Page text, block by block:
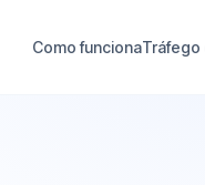
Como funcionaTráfego